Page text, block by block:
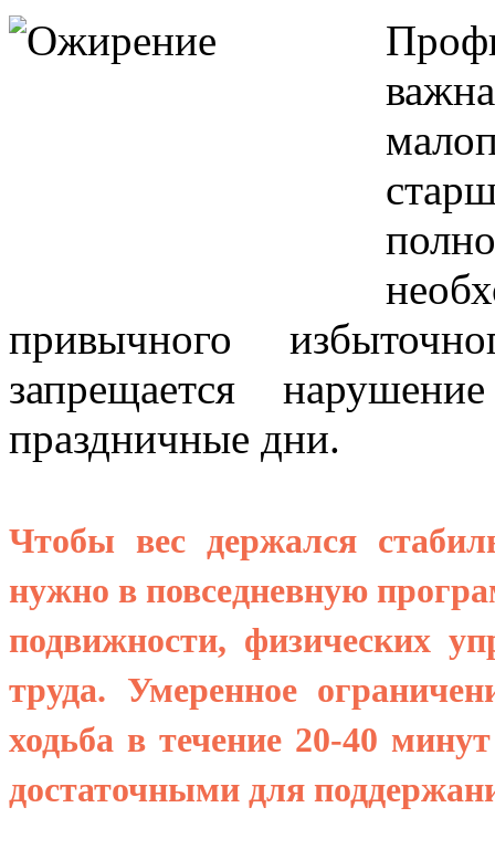
привычного
запрещается
праздничные дни.
Чтобы вес держался
нужно в повседневную
подвижности, физических
труда. Умеренное
ходьба в течение 20-40
достаточными для